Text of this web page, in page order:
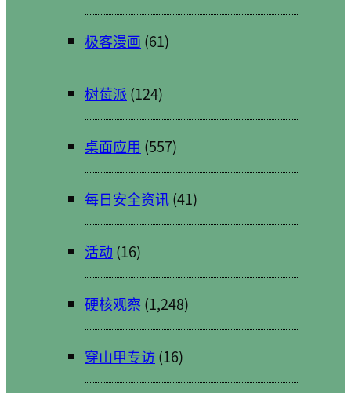
极客漫画 (61)
树莓派 (124)
桌面应用 (557)
每日安全资讯(41)
活动 (16)
硬核观察 (1,248)
穿山甲专访(16)